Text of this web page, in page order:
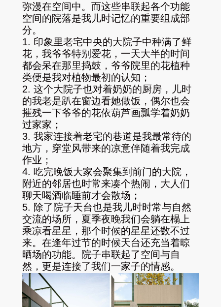
弥漫在空间中。而这些串联起各个功能
空间的院落是我儿时记忆的重要组成部
分。
1. 印象里老宅中央的大院子中种满了鲜
花，我爷爷特别爱花，一天大半的时间
都会呆在那里捣鼓，爷爷院里的花植种
类便是我对植物最初的认知；
2. 这个大院子也对着奶奶的厨房，儿时
的我老是趴在窗边看她做饭，偶尔也会
摧残一下爷爷的花依葫芦画瓢学着奶奶
过家家；
3. 我家连接着老宅的巷道是我最常待的
地方，穿堂风带来的凉意伴随着我完成
作业；
4. 吃完晚饭大家会聚集到前门的大院，
附近的邻居也时常来凑个热闹，大人们
聊天喝酒临睡前才会散场；
5. 除了院子天台也是我儿时时常与自然
交流的场所，夏季夜晚我们会躺在榻上
乘凉看星星，那个时候的星星还数不过
来。在逢年过节的时候天台还充当着晾
晒场的功能。院子串联起了空间与自
然，更是连接了我们一家子的情感。